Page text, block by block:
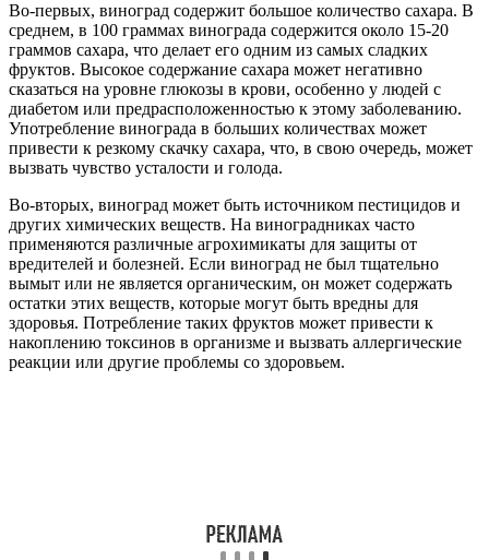
Во-первых, виноград содержит большое количество сахара. В
среднем, в 100 граммах винограда содержится около 15-20
граммов сахара, что делает его одним из самых сладких
фруктов. Высокое содержание сахара может негативно
сказаться на уровне глюкозы в крови, особенно у людей с
диабетом или предрасположенностью к этому заболеванию.
Употребление винограда в больших количествах может
привести к резкому скачку сахара, что, в свою очередь, может
вызвать чувство усталости и голода.
Во-вторых, виноград может быть источником пестицидов и
других химических веществ. На виноградниках часто
применяются различные агрохимикаты для защиты от
вредителей и болезней. Если виноград не был тщательно
вымыт или не является органическим, он может содержать
остатки этих веществ, которые могут быть вредны для
здоровья. Потребление таких фруктов может привести к
накоплению токсинов в организме и вызвать аллергические
реакции или другие проблемы со здоровьем.